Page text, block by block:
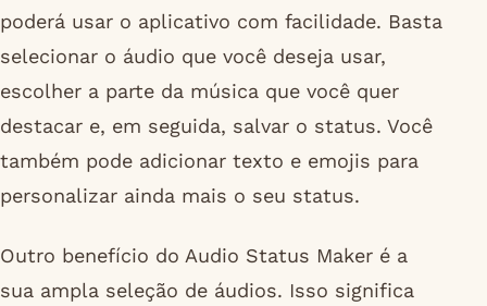
poderá usar o aplicativo com facilidade. Basta
selecionar o áudio que você deseja usar,
escolher a parte da música que você quer
destacar e, em seguida, salvar o status. Você
também pode adicionar texto e emojis para
personalizar ainda mais o seu status.
Outro benefício do Audio Status Maker é a
sua ampla seleção de áudios. Isso significa